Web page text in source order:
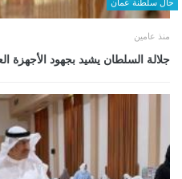
حال سلطنة عمان
منذ عامين
جلالة السلطان يشيد بجهود الأجهزة